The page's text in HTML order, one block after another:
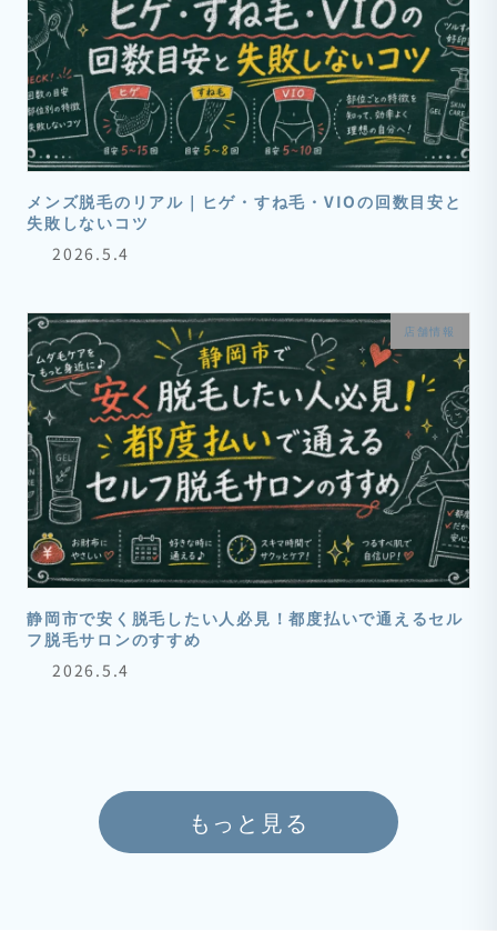
メンズ脱毛のリアル｜ヒゲ・すね毛・VIOの回数目安と
失敗しないコツ
2026.5.4
店舗情報
静岡市で安く脱毛したい人必見！都度払いで通えるセル
フ脱毛サロンのすすめ
2026.5.4
もっと見る